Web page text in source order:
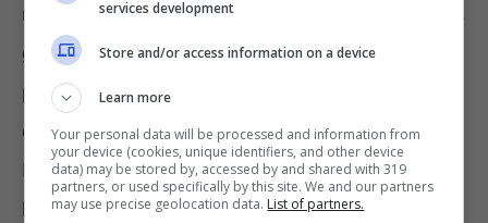
ricercatori giapponesi dell’Università di Osaka,
guidato dal dottor Yoji Yamkazi, sono tante le
persone che considerano il proprio
come un membro aggiuntivo della famiglia.
Per questo motivo consentono di farsi
leccare sulla bocca o sul viso. Un gesto di
services development
Store and/or access information on a device
Learn more
Your personal data will be processed and information from
your device (cookies, unique identifiers, and other device
data) may be stored by, accessed by and shared with 319
partners, or used specifically by this site. We and our partners
may use precise geolocation data. List of partners.